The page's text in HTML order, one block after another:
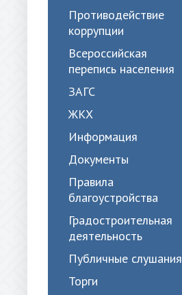
Противодействие
коррупции
Всероссийская
перепись населения
ЗАГС
ЖКХ
Информация
Документы
Правила
благоустройства
Градостроительная
деятельность
Публичные слушания
Торги